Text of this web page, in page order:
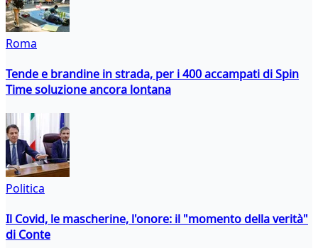
Roma
Tende e brandine in strada, per i 400 accampati di Spin
Time soluzione ancora lontana
Politica
Il Covid, le mascherine, l'onore: il "momento della verità"
di Conte